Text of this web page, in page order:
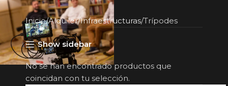
Inicio Alquiler Infraestructuras Trípodes
Show sidebar
No se han encontrado productos que
coincidan con tu selección.